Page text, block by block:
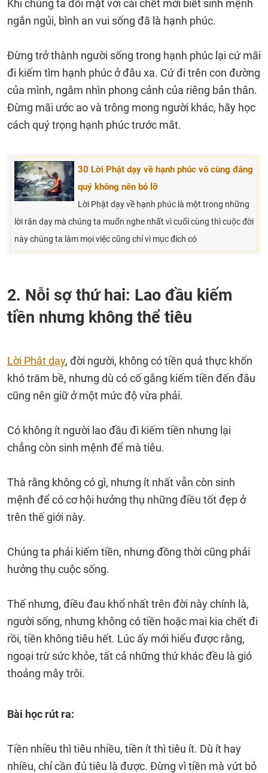
Khi chúng ta đối mặt với cái chết mới biết sinh mệnh
ngắn ngủi, bình an vui sống đã là hạnh phúc.
Đừng trở thành người sống trong hạnh phúc lại cứ mãi
đi kiếm tìm hạnh phúc ở đâu xa. Cứ đi trên con đường
của mình, ngắm nhìn phong cảnh của riêng bản thân.
Đừng mãi ước ao và trông mong người khác, hãy học
cách quý trọng hạnh phúc trước mắt.
30 Lời Phật dạy về hạnh phúc vô cùng đáng
quý không nên bỏ lỡ
Lời Phật dạy về hạnh phúc là một trong những
lời răn dạy mà chúng ta muốn nghe nhất vì cuối cùng thì cuộc đời
này chúng ta làm mọi việc cũng chỉ vì mục đích có
2. Nỗi sợ thứ hai: Lao đầu kiếm
tiền nhưng không thể tiêu
Lời Phật dạy, đời người, không có tiền quả thực khốn
khó trăm bề, nhưng dù có cố gắng kiếm tiền đến đâu
cũng nên giữ ở một mức độ vừa phải.
Có không ít người lao đầu đi kiếm tiền nhưng lại
chẳng còn sinh mệnh để mà tiêu.
Thà rằng không có gì, nhưng ít nhất vẫn còn sinh
mệnh để có cơ hội hưởng thụ những điều tốt đẹp ở
trên thế giới này.
Chúng ta phải kiếm tiền, nhưng đồng thời cũng phải
hưởng thụ cuộc sống.
Thế nhưng, điều đau khổ nhất trên đời này chính là,
người sống, nhưng không có tiền hoặc mai kia chết đi
rồi, tiền không tiêu hết. Lúc ấy mới hiểu được rằng,
ngoại trừ sức khỏe, tất cả những thứ khác đều là gió
thoảng mây trôi.
Bài học rút ra:
Tiền nhiều thì tiêu nhiều, tiền ít thì tiêu ít. Dù ít hay
nhiều, chỉ cần đủ tiêu là được. Đừng vì tiền mà vứt bỏ